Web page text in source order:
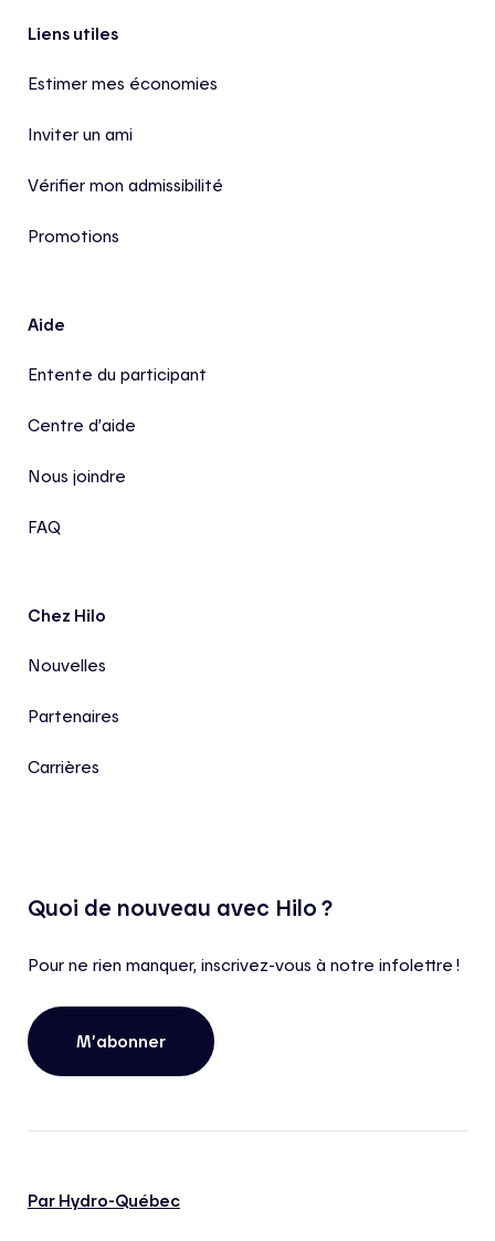
Pied de page
Liens utiles
Estimer mes économies
Inviter un ami
Vérifier mon admissibilité
Promotions
Aide
Entente du participant
Centre d’aide
Nous joindre
FAQ
Chez Hilo
Nouvelles
Partenaires
Carrières
Quoi de nouveau avec Hilo ?
Pour ne rien manquer, inscrivez-vous à notre infolettre !
M’abonner
Par Hydro-Québec